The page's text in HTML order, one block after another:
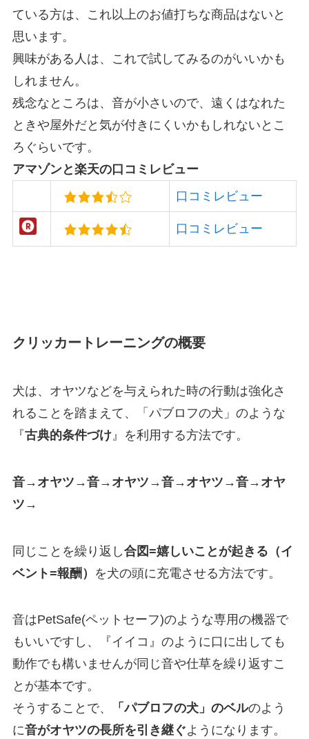
ている方は、これ以上のお値打ちな商品はないと
思います。
興味がある人は、これで試してみるのがいいかも
しれません。
残念なところは、音が小さいので、遠くはなれた
ときや屋外だと気が付きにくいかもしれないとこ
ろぐらいです。
アマゾンと楽天の口コミレビュー
口コミレビュー
口コミレビュー
クリッカートレーニングの概要
犬は、オヤツなどを与えられた時の行動は強化さ
れることを踏まえて、「パブロフの犬」のような
『古典的条件づけ』を利用する方法です。
音→オヤツ→音→オヤツ→音→オヤツ→音→オヤ
ツ→
同じことを繰り返し合図=嬉しいことが起きる（イ
ベント=報酬）
を犬の頭に充電させる方法です。
音はPetSafe(ペットセーフ)のような専用の機器で
もいいですし、『イイコ』のように口に出しても
動作でも構いませんが同じ音や仕草を繰り返すこ
とが基本です。
そうすることで、
「パブロフの犬」のベルのよう
に音がオヤツの長所を引き継ぐようになります。